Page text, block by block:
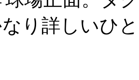
り詳しいひ